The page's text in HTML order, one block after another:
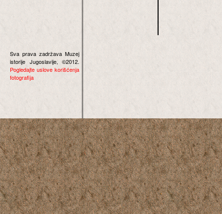
Sva prava zadržava Muzej
istorije Jugoslavije, ©2012.
Pogledajte uslove korišćenja
fotografija